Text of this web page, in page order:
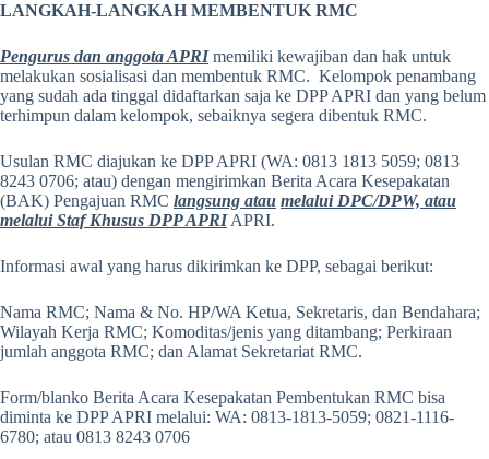
LANGKAH-LANGKAH MEMBENTUK RMC
Pengurus dan anggota APRImemiliki kewajiban dan hak untuk
melakukan sosialisasi dan membentuk RMC. Kelompok penambang
yang sudah ada tinggal didaftarkan saja ke DPP APRI dan yang belum
terhimpun dalam kelompok, sebaiknya segera dibentuk RMC.
Usulan RMC diajukan ke DPP APRI (WA: 0813 1813 5059; 0813
8243 0706; atau) dengan mengirimkan Berita Acara Kesepakatan
(BAK) Pengajuan RMC langsung atau melalui DPC/DPW, atau
melalui Staf Khusus DPP APRIAPRI.
Informasi awal yang harus dikirimkan ke DPP, sebagai berikut:
Nama RMC; Nama & No. HP/WA Ketua, Sekretaris, dan Bendahara;
Wilayah Kerja RMC; Komoditas/jenis yang ditambang; Perkiraan
jumlah anggota RMC; dan Alamat Sekretariat RMC.
Form/blanko Berita Acara Kesepakatan Pembentukan RMC bisa
diminta ke DPP APRI melalui: WA: 0813-1813-5059; 0821-1116-
6780; atau 0813 8243 0706